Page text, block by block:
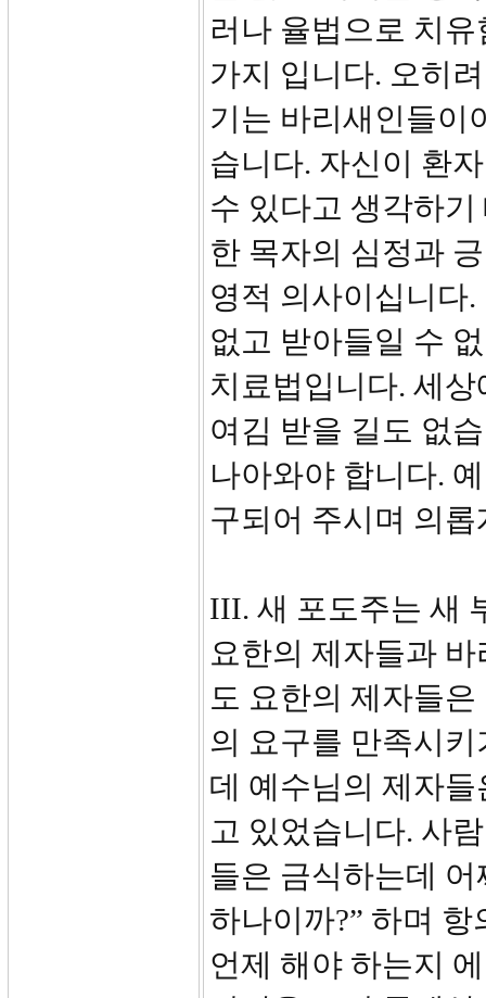
러나 율법으로 치
가지 입니다. 오히
기는 바리새인들이
습니다. 자신이 환
수 있다고 생각하
한 목자의 심정과
영적 의사이십니다
없고 받아들일 수
치료법입니다. 세
여김 받을 길도 없
나아와야 합니다.
구되어 주시며 의
III. 새 포도주는 새
요한의 제자들과
도 요한의 제자들
의 요구를 만족시
데 예수님의 제자
고 있었습니다. 사
들은 금식하는데
하나이까?” 하며
언제 해야 하는지